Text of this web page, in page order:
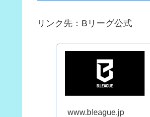
リンク先：Bリーグ公式
www.bleague.jp